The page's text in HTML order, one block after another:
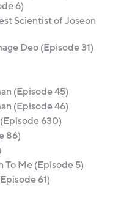
6)
Scientist of Joseon
Deo (Episode 31)
(Episode 45)
(Episode 46)
630)
86)
To Me (Episode 5)
61)